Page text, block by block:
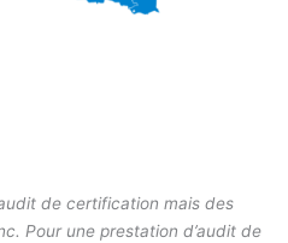
de certification mais des
Pour une prestation d’audit de